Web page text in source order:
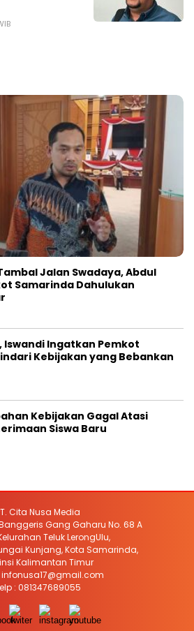
Jalan Swadaya, Abdul
Samarinda Dahulukan
Iswandi Ingatkan Pemkot
Kebijakan yang Bebankan
Kebijakan Gagal Atasi
Siswa Baru
Cita Nusa Media
Gang Gaharu No. 68 A
Teluk LerongUlu,
Kunjang, Kota Samarinda,
Kalimantan Timur
infonusa17@gmail.com
: 081347689055